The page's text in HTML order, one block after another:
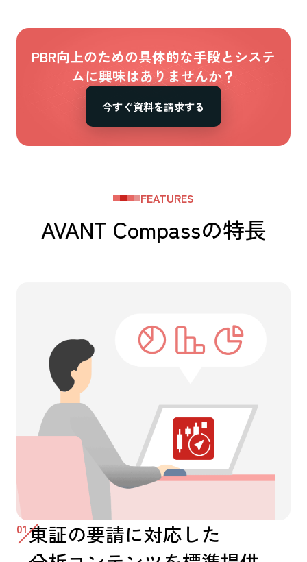
PBR向上のための具体的な手段とシステ
ムに興味はありませんか？
今すぐ資料を請求する
FEATURES
AVANT Compassの特長
01東証の要請に対応した